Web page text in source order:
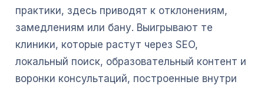
практики, здесь приводят к отклонениям,
замедлениям или бану. Выигрывают те
клиники, которые растут через SEO,
локальный поиск, образовательный контент и
воронки консультаций, построенные внутри